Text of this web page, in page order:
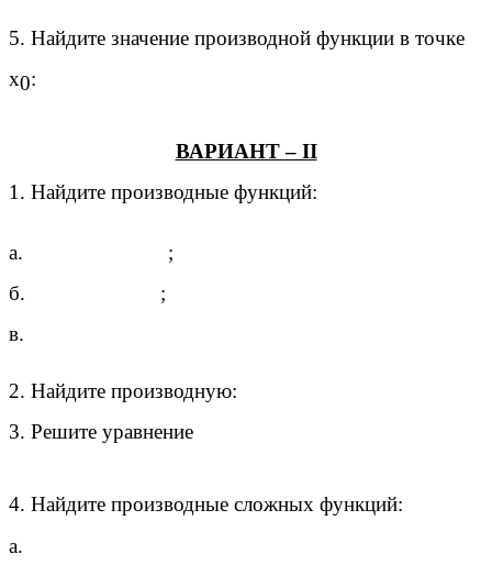
5. Найдите значение производной функции в точке
х0:
ВАРИАНТ – II
1. Найдите производные функций:
а.
;
б.
;
в.
2. Найдите производную:
3. Решите уравнение
4. Найдите производные сложных функций:
а.